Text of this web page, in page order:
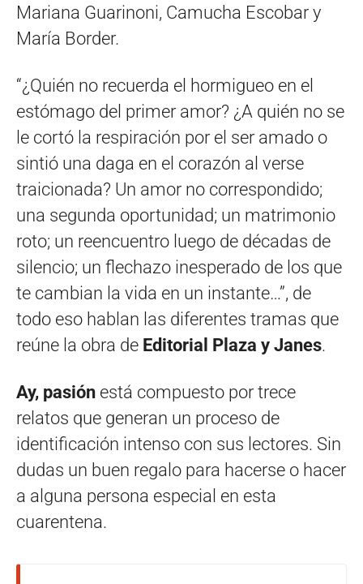
Mariana Guarinoni, Camucha Escobar y
María Border.
“¿Quién no recuerda el hormigueo en el
estómago del primer amor? ¿A quién no se
le cortó la respiración por el ser amado o
sintió una daga en el corazón al verse
traicionada? Un amor no correspondido;
una segunda oportunidad; un matrimonio
roto; un reencuentro luego de décadas de
silencio; un flechazo inesperado de los que
te cambian la vida en un instante…”, de
todo eso hablan las diferentes tramas que
reúne la obra de Editorial Plaza y Janes.
Ay, pasión está compuesto por trece
relatos que generan un proceso de
identificación intenso con sus lectores. Sin
dudas un buen regalo para hacerse o hacer
a alguna persona especial en esta
cuarentena.